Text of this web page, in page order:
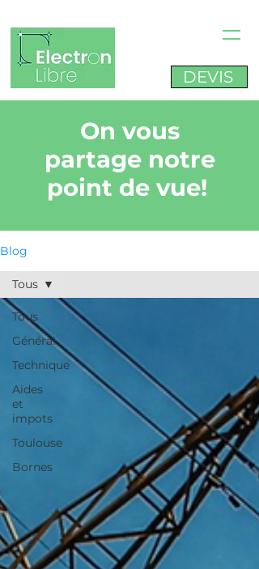
DEVIS
On vous
partage notre
point de vue!
Blog
Tous
Général
Technique
Aides
et
impots
Toulouse
Bornes
Tous